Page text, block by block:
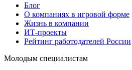
Блог
О компаниях в игровой форме
Жизнь в компании
ИТ-проекты
Рейтинг работодателей России
Молодым специалистам